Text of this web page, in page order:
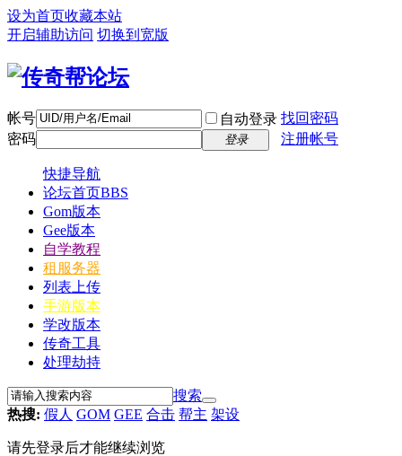
设为首页收藏本站
开启辅助访问 切换到宽版
帐号 自动登录 找回密码
密码
登录 注册帐号
快捷导航
论坛首页BBS
Gom版本
Gee版本
自学教程
租服务器
列表上传
手游版本
学改版本
传奇工具
处理劫持
搜索
热搜: 假人 GOM GEE 合击 帮主 架设
请先登录后才能继续浏览